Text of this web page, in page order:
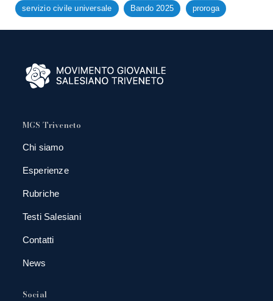
servizio civile universale Bando 2025 proroga
MGS Triveneto
Chi siamo
Esperienze
Rubriche
Testi Salesiani
Contatti
News
Social